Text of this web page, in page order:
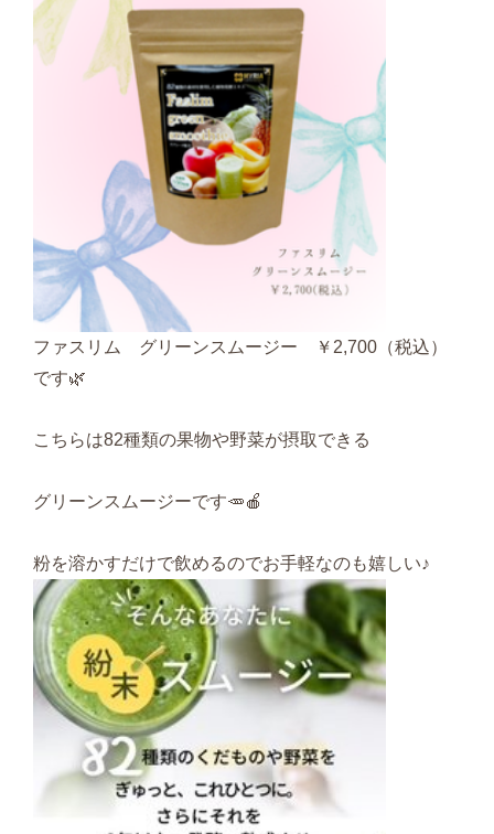
ファスリム グリーンスムージー ￥2,700（税込）
です🌿
こちらは82種類の果物や野菜が摂取できる
グリーンスムージーです🥕🍎
粉を溶かすだけで飲めるのでお手軽なのも嬉しい♪